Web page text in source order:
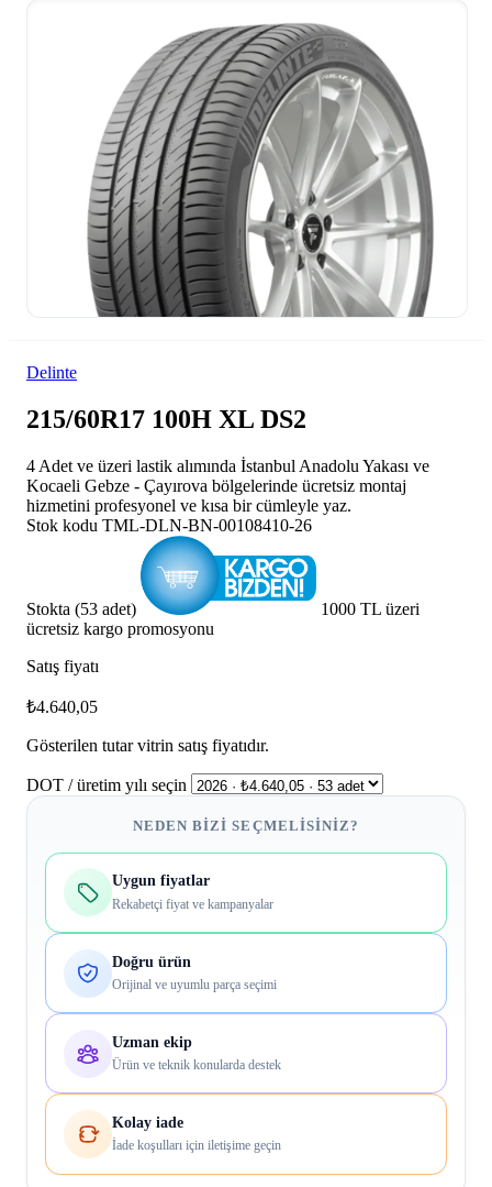
Delinte
215/60R17 100H XL DS2
4 Adet ve üzeri lastik alımında İstanbul Anadolu Yakası ve
Kocaeli Gebze - Çayırova bölgelerinde ücretsiz montaj
hizmetini profesyonel ve kısa bir cümleyle yaz.
Stok kodu TML-DLN-BN-00108410-26
Stokta (53 adet)
1000 TL üzeri
ücretsiz kargo promosyonu
Satış fiyatı
₺4.640,05
Gösterilen tutar vitrin satış fiyatıdır.
DOT / üretim yılı seçin
NEDEN BIZI SEÇMELISINIZ?
Uygun fiyatlar
Rekabetçi fiyat ve kampanyalar
Doğru ürün
Orijinal ve uyumlu parça seçimi
Uzman ekip
Ürün ve teknik konularda destek
Kolay iade
İade koşulları için iletişime geçin